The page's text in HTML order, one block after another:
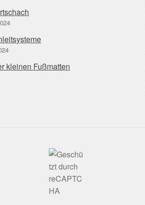
kleinen Fußmatten